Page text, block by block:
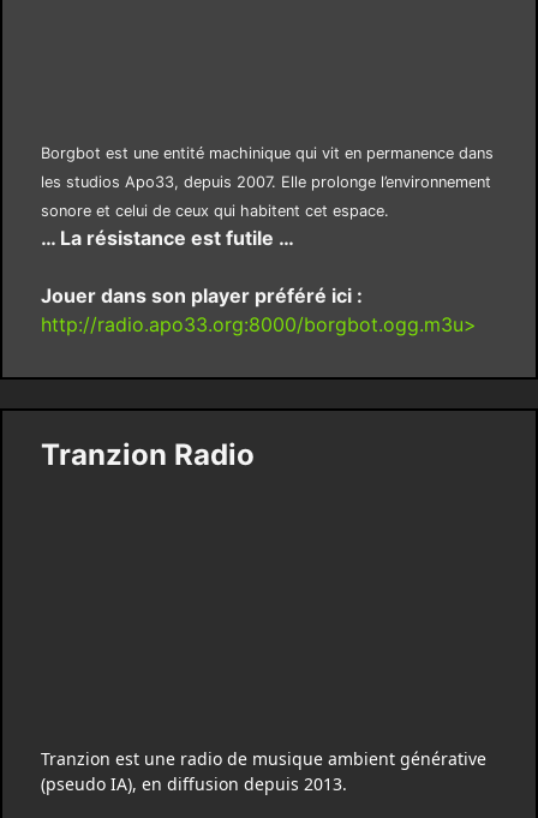
Borgbot est une entité machinique qui vit en permanence dans
les studios Apo33, depuis 2007. Elle prolonge l’environnement
sonore et celui de ceux qui habitent cet espace.
… La résistance est futile …
Jouer dans son player préféré ici :
http://radio.apo33.org:8000/borgbot.ogg.m3u>
Tranzion Radio
Tranzion est une radio de musique ambient générative
(pseudo IA), en diffusion depuis 2013.